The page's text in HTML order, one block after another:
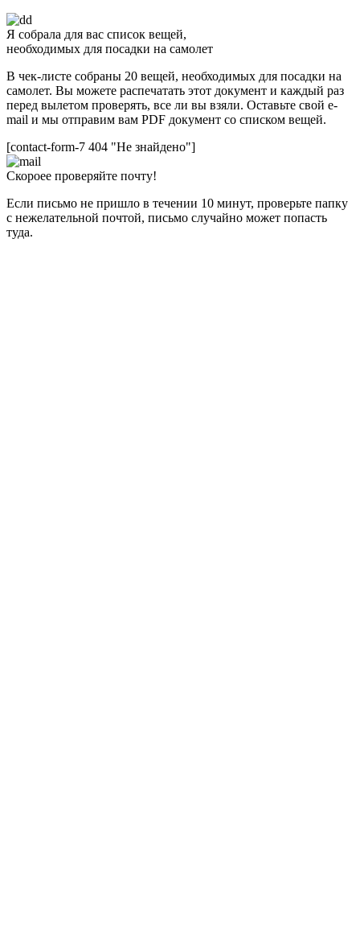
Я собрала для вас список вещей,
необходимых для посадки на самолет
В чек-листе собраны 20 вещей, необходимых для посадки на
самолет. Вы можете распечатать этот документ и каждый раз
перед вылетом проверять, все ли вы взяли. Оставьте свой e-
mail и мы отправим вам PDF документ со списком вещей.
[contact-form-7 404 "Не знайдено"]
Скороее проверяйте почту!
Если письмо не пришло в течении 10 минут, проверьте папку
с нежелательной почтой, письмо случайно может попасть
туда.